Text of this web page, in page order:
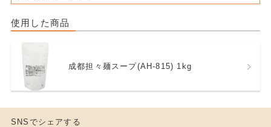
使用した商品
成都担々麺スープ(AH-815) 1kg
SNSでシェアする